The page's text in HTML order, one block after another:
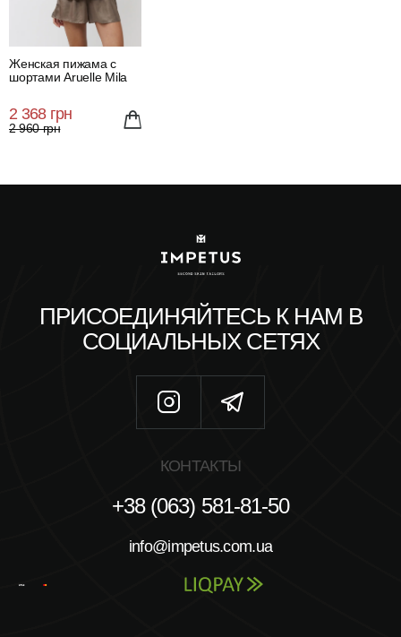
Женская пижама с
шортами Aruelle Mila
2 368 грн
2 960 грн
ПРИСОЕДИНЯЙТЕСЬ К НАМ В
СОЦИАЛЬНЫХ СЕТЯХ
КОНТАКТЫ
+38 (063) 581-81-50
info@impetus.com.ua